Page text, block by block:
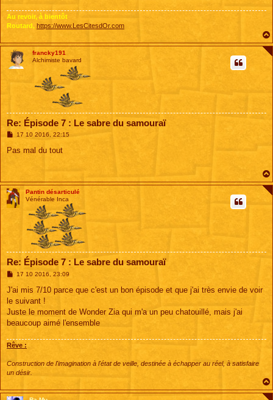
Au revoir, à bientôt
Routard, https://www.LesCitesdOr.com
francky191
Alchimiste bavard
Re: Épisode 7 : Le sabre du samouraï
M
s
17 10 2016, 22:15
Pas mal du tout
Pantin désarticulé
Vénérable Inca
Re: Épisode 7 : Le sabre du samouraï
M
s
a
g
17 10 2016, 23:09
J'ai mis 7/10 parce que c'est un bon épisode et que j'ai très envie de voir
le suivant !
Juste le moment de Wonder Zia qui m'a un peu chatouillé, mais j'ai
beaucoup aimé l'ensemble
Rêve :
Construction de l'imagination à l'état de veille, destinée à échapper au réel, à satisfaire
un désir.